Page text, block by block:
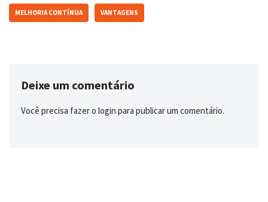
MELHORIA CONTÍNUA VANTAGENS
Deixe um comentário
Você precisa fazer o login para publicar um comentário.